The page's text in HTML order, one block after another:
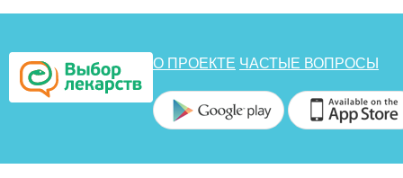
О ПРОЕКТЕ ЧАСТЫЕ ВОПРОСЫ